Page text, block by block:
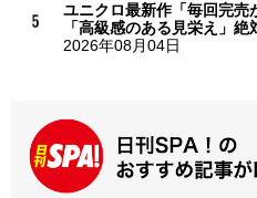
ユニクロ最新作「毎回完売
「高級感のある見栄え」
2026年08月04日